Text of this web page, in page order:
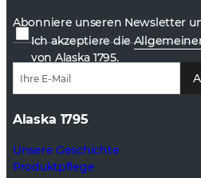
Abonniere unseren Newsletter
Ich akzeptiere die
von Alaska 1795.
Alaska 1795
Unsere Geschichte
Produktpflege